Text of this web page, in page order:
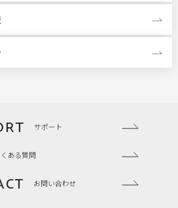
サポート
ある質問
お問い合わせ